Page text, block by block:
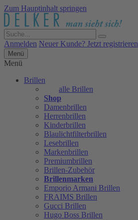
Zum Hauptinhalt springen
Anmelden Neuer Kunde? Jetzt registrieren
Menü
Menü
Brillen
alle Brillen
Shop
Damenbrillen
Herrenbrillen
Kinderbrillen
Blaulichtfilterbrillen
Lesebrillen
Markenbrillen
Premiumbrillen
Brillen-Zubehör
Brillenmarken
Emporio Armani Brillen
FRAIMS Brillen
Gucci Brillen
Hugo Boss Brillen